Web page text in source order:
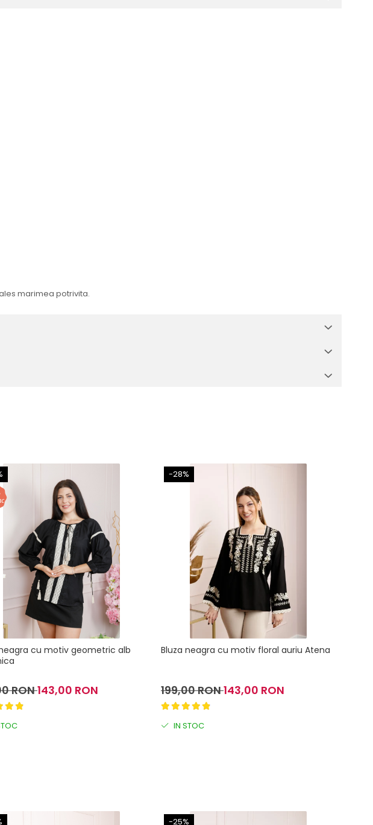
marimea potrivita.
cu motiv geometric alb
RON143,00 RON
-28%
Bluza neagra cu motiv floral auriu Atena
199,00 RON143,00 RON
IN STOC
-25%